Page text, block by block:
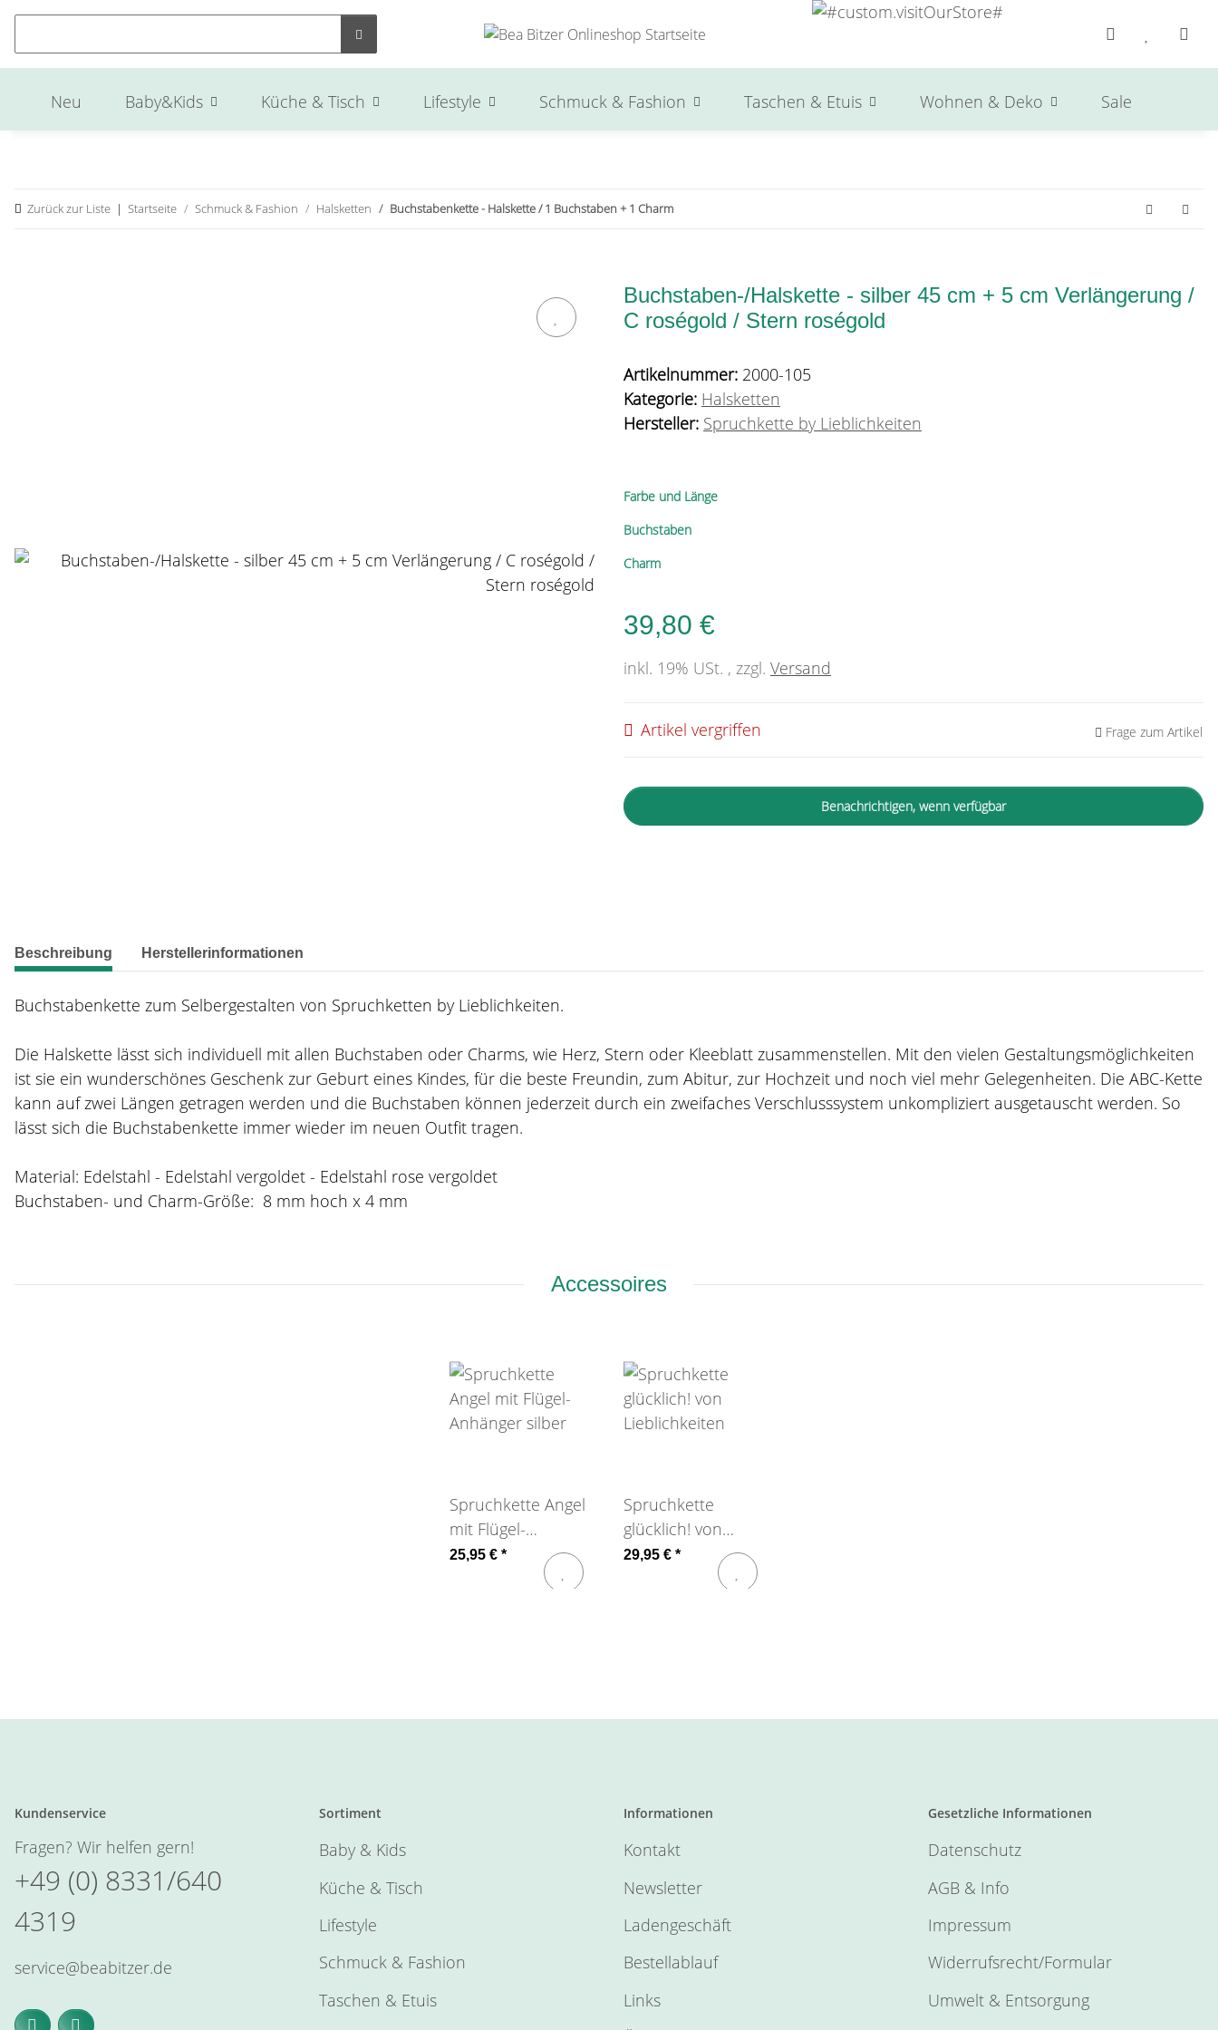
Neu Baby&Kids Küche & Tisch Lifestyle Schmuck & Fashion Taschen & Etuis Wohnen & Deko Sale
Zurück zur Liste Startseite Schmuck & Fashion Halsketten Buchstabenkette - Halskette / 1 Buchstaben + 1 Charm
Buchstaben-/Halskette - silber 45 cm + 5 cm Verlängerung /
C roségold / Stern roségold
Artikelnummer: 2000-105
Kategorie: Halsketten
Hersteller: Spruchkette by Lieblichkeiten
Farbe und Länge
Buchstaben
Charm
39,80 €
inkl. 19% USt. , zzgl. Versand
Artikel vergriffen Frage zum Artikel
Benachrichtigen, wenn verfügbar
weitere Registerkarten anzeigen
Beschreibung Herstellerinformationen
Buchstabenkette zum Selbergestalten von Spruchketten by Lieblichkeiten.
Die Halskette lässt sich individuell mit allen Buchstaben oder Charms, wie Herz, Stern oder Kleeblatt zusammenstellen. Mit den vielen Gestaltungsmöglichkeiten
ist sie ein wunderschönes Geschenk zur Geburt eines Kindes, für die beste Freundin, zum Abitur, zur Hochzeit und noch viel mehr Gelegenheiten. Die ABC-Kette
kann auf zwei Längen getragen werden und die Buchstaben können jederzeit durch ein zweifaches Verschlusssystem unkompliziert ausgetauscht werden. So
lässt sich die Buchstabenkette immer wieder im neuen Outfit tragen.
Material: Edelstahl - Edelstahl vergoldet - Edelstahl rose vergoldet
Buchstaben- und Charm-Größe: 8 mm hoch x 4 mm
Accessoires
Spruchkette Angel
mit Flügel-
Anhänger silber
25,95 € *
Spruchkette
glücklich! von
Lieblichkeiten
29,95 € *
Kundenservice
Fragen? Wir helfen gern!
+49 (0) 8331/640
4319
service@beabitzer.de
Sortiment
Baby & Kids
Küche & Tisch
Lifestyle
Schmuck & Fashion
Taschen & Etuis
Informationen
Kontakt
Newsletter
Ladengeschäft
Bestellablauf
Links
Gesetzliche Informationen
Datenschutz
AGB & Info
Impressum
Widerrufsrecht/Formular
Umwelt & Entsorgung